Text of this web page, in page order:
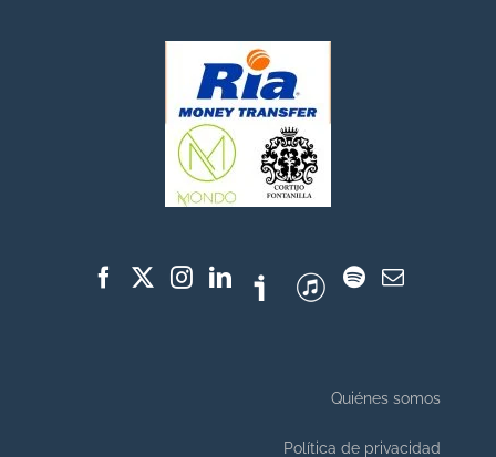
Quiénes somos
Política de privacidad